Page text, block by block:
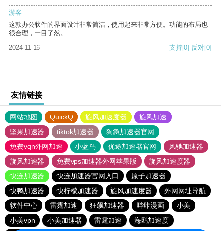
游客
这款办公软件的界面设计非常简洁，使用起来非常方便。功能的布局也
很合理，一目了然。
2024-11-16
支持[0] 反对[0]
友情链接
网站地图 QuickQ 旋风加速度器
旋风加速
坚果加速器
tiktok加速器
狗急加速器官网
免费vqn外网加速
小蓝鸟 优途加速器官网
风驰加速器
旋风加速器
免费vps加速器外网苹果版
旋风加速度器
快连加速器
快连加速器官网入口
原子加速器
快鸭加速器
快柠檬加速器 旋风加速度器
外网网址导航
软件中心
雷霆加速 狂飙加速器 哔咔漫画
小美
小美vpn
小美加速器 雷霆加速 海鸥加速度